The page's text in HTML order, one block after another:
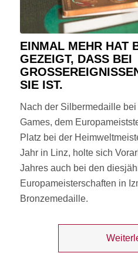
EINMAL MEHR HAT
GEZEIGT, DASS BEI
IE IST.
Nach der Silbermedaille
Games, dem
Platz bei der
Jahr in Linz, holte sich
Jahres auch bei den
Europameisterschaften in
Bronzemedaille.